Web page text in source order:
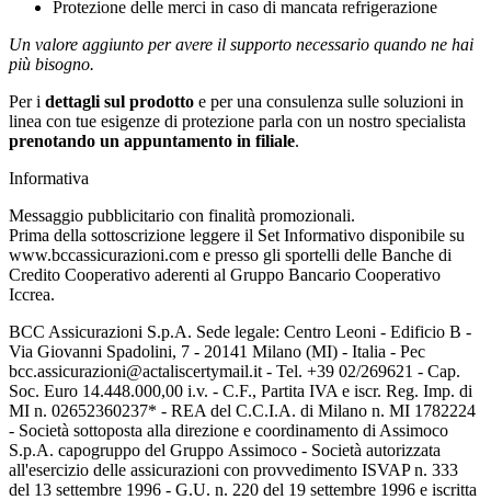
Protezione delle merci in caso di mancata refrigerazione
Un valore aggiunto per avere il supporto necessario quando ne hai
più bisogno.
Per i dettagli sul prodotto e per una consulenza sulle soluzioni in
linea con tue esigenze di protezione parla con un nostro specialista
prenotando un appuntamento in filiale.
Informativa
Messaggio pubblicitario con finalità promozionali.
Prima della sottoscrizione leggere il Set Informativo disponibile su
www.bccassicurazioni.com e presso gli sportelli delle Banche di
Credito Cooperativo aderenti al Gruppo Bancario Cooperativo
Iccrea.
BCC Assicurazioni S.p.A. Sede legale: Centro Leoni - Edificio B -
Via Giovanni Spadolini, 7 - 20141 Milano (MI) - Italia - Pec
bcc.assicurazioni@actaliscertymail.it - Tel. +39 02/269621 - Cap.
Soc. Euro 14.448.000,00 i.v. - C.F., Partita IVA e iscr. Reg. Imp. di
MI n. 02652360237* - REA del C.C.I.A. di Milano n. MI 1782224
- Società sottoposta alla direzione e coordinamento di Assimoco
S.p.A. capogruppo del Gruppo Assimoco - Società autorizzata
all'esercizio delle assicurazioni con provvedimento ISVAP n. 333
del 13 settembre 1996 - G.U. n. 220 del 19 settembre 1996 e iscritta